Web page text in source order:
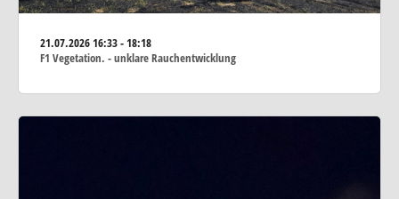
21.07.202616:33 - 18:18
F1 Vegetation. - unklare Rauchentwicklung